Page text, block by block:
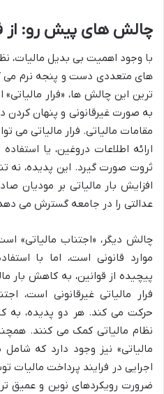
چالش های پیش رو: از
با وجود اهمیت بی بدیل مالیات،
های متعددی دست و پنجه نرم می
ترین این چالش ها، «فرار
به صورت غیرقانونی و پنهان کردن
مقامات مالیاتی. فرار مالیاتی می
ارائه اطلاعات دروغین، یا
ثروت صورت گیرد. این پدیده، نه
افزایش بار مالیاتی بر مودیان
عدالتی را در جامعه گسترش می
چالش دیگر، «اجتناب مالیاتی»
موارد قانونی است، اما با
پیچیده از قوانین، به کاهش بار
فرار مالیاتی غیرقانونی است،
حرکت می کند. هر دو پدیده، به
نظام مالیاتی کمک می کنند.
مالیاتی» نیز وجود دارد که
اجرایی در فرایند پرداخت
ضرورت رویکردهای نوین و عمیق تر